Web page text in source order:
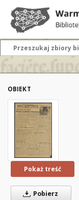
OBIEKT
Pokaż treść
Pobierz